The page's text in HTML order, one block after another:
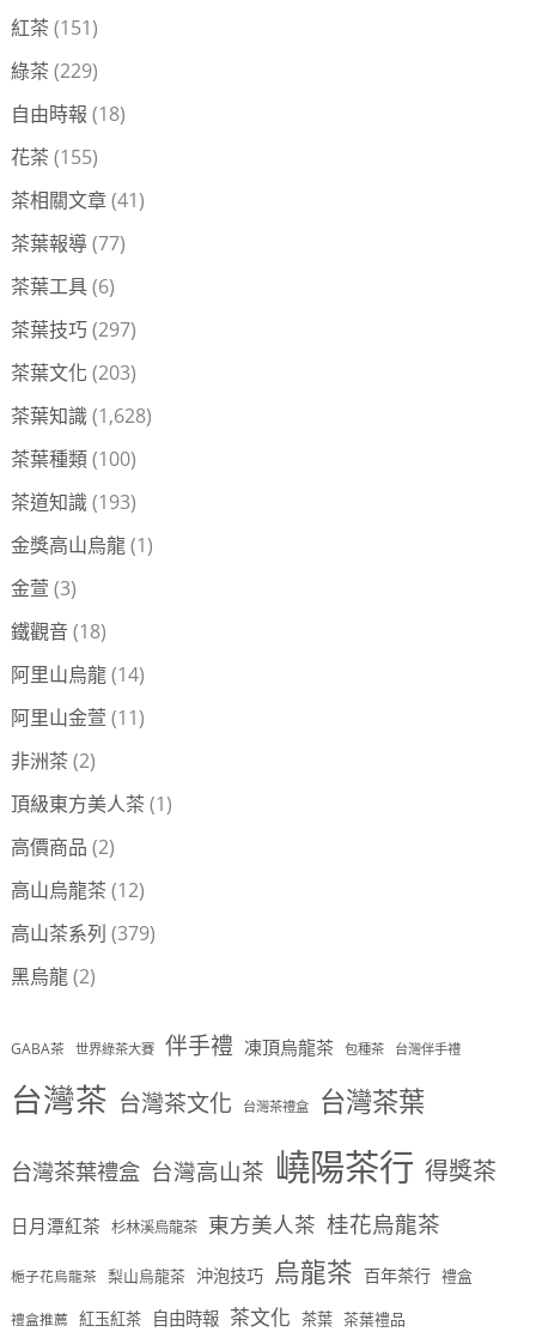
紅茶 (151)
綠茶 (229)
自由時報 (18)
花茶 (155)
茶相關文章(41)
茶葉報導(77)
茶葉工具(6)
茶葉技巧(297)
茶葉文化 (203)
茶葉知識(1,628)
茶葉種類(100)
茶道知識(193)
金獎高山烏龍(1)
金萱 (3)
鐵觀音 (18)
阿里山烏龍(14)
阿里山金萱 (11)
非洲茶 (2)
頂級東方美人茶 (1)
高價商品 (2)
高山烏龍茶 (12)
高山茶系列 (379)
黑烏龍(2)
GABA茶 世界綠茶大賽 伴手禮 凍頂烏龍茶 包種茶 台灣伴手禮
台灣茶 台灣茶文化 台灣茶禮盒 台灣茶葉
台灣茶葉禮盒 台灣高山茶 嶢陽茶行 得獎茶
日月潭紅茶 杉林溪烏龍茶 東方美人茶 桂花烏龍茶
梔子花烏龍茶 梨山烏龍茶 沖泡技巧 烏龍茶 百年茶行 禮盒
禮盒推薦 紅玉紅茶 自由時報 茶文化 茶葉 茶葉禮品